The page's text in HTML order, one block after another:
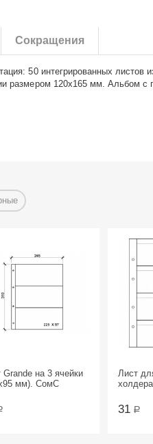
Сокращения
50 интегрированных листов
120х165 мм. Альбом с
Grande на 3 ячейки
мм). СомС
Лист
31 Р